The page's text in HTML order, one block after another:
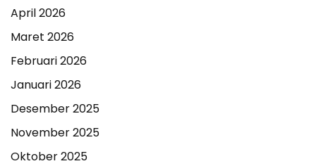
April 2026
Maret 2026
Februari 2026
Januari 2026
Desember 2025
November 2025
Oktober 2025